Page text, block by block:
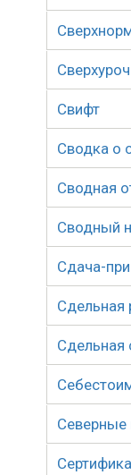
Свифт
Сводка о
Сводная
Сводный
Сдача-
Сдельная
Сдельная